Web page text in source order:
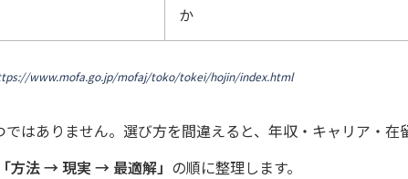
か
www.mofa.go.jp/mofaj/toko/tokei/hojin/index.html
はありません。選び方を間違えると、年収・キャリア・在
「方法 → 現実 → 最適解」 の順に整理します。